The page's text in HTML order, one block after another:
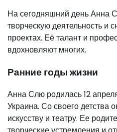
На сегодняшний день Анна
творческую деятельность и
проектах. Её талант и
вдохновляют многих.
Ранние годы жизни
Анна Слю родилась 12
Украина. Со своего детства
искусству и театру. Ее